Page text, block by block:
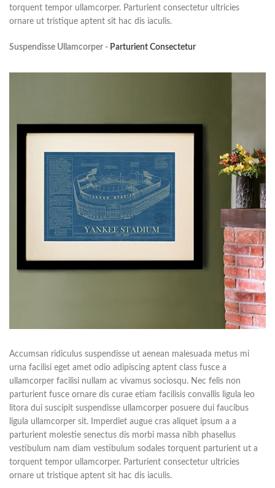
torquent tempor ullamcorper. Parturient consectetur ultricies
ornare ut tristique aptent sit hac dis iaculis.
Suspendisse Ullamcorper - Parturient Consectetur
Accumsan ridiculus suspendisse ut aenean malesuada metus mi
urna facilisi eget amet odio adipiscing aptent class fusce a
ullamcorper facilisi nullam ac vivamus sociosqu. Nec felis non
parturient fusce ornare dis curae etiam facilisis convallis ligula leo
litora dui suscipit suspendisse ullamcorper posuere dui faucibus
ligula ullamcorper sit. Imperdiet augue cras aliquet ipsum a a
parturient molestie senectus dis morbi massa nibh phasellus
vestibulum nam diam vestibulum sodales torquent parturient ut a
torquent tempor ullamcorper. Parturient consectetur ultricies
ornare ut tristique aptent sit hac dis iaculis.